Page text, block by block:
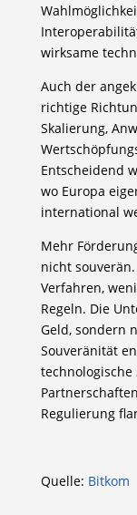
wirksame
Auch der
richtige
Skalierung,
Entscheidend
wo Europa
international
Mehr
nicht
Verfahren,
Regeln. Die
Geld, sondern
Souveränität
Regulierung
Quelle: Bitkom